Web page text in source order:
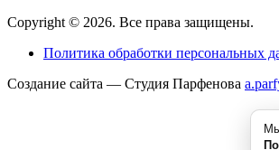
Copyright © 2026. Все права защищены.
Политика обработки персональных
Создание сайта — Студия Парфенова a
ГК «Резонанс» — поставщик медицинского